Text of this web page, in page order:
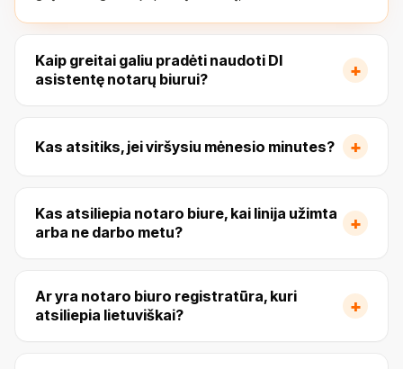
Kaip greitai galiu pradėti naudoti DI
asistentę notarų biurui?
+
Kas atsitiks, jei viršysiu mėnesio minutes? +
Kas atsiliepia notaro biure, kai linija užimta
arba ne darbo metu?
+
Ar yra notaro biuro registratūra, kuri
atsiliepia lietuviškai?
+